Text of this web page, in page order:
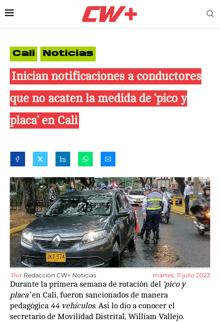
Cali Noticias
Inician notificaciones a conductores
que no acaten la medida de ‘pico y
placa’ en Cali
Por Redacción CW+ Noticias martes, 11 julio 2023
Durante la primera semana de rotación del ‘pico y
placa’en Cali, fueron sancionados de manera
pedagógica 44 vehículos. Así lo dio a conocer el
secretario de Movilidad Distrital, William Vallejo.